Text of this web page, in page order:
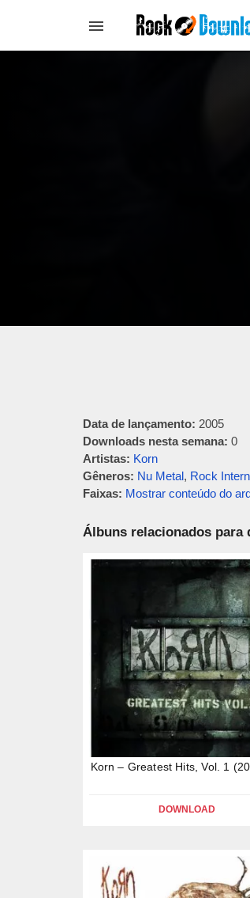
Data de lançamento: 2005
Downloads nesta semana: 0
Artistas: Korn
Gêneros: Nu Metal, Rock
Faixas: Mostrar conteúdo do
Álbuns relacionados para
Korn – Greatest Hits, Vol. 1
DOWNLOAD